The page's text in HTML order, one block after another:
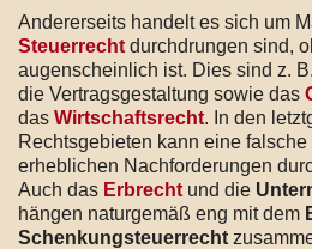
Andererseits handelt es sich um
Steuerrecht durchdrungen sind,
augenscheinlich ist. Dies sind z.
die Vertragsgestaltung sowie das
das Wirtschaftsrecht. In den
Rechtsgebieten kann eine falsche
erheblichen Nachforderungen
Auch das Erbrecht und die
hängen naturgemäß eng mit dem
Schenkungsteuerrecht